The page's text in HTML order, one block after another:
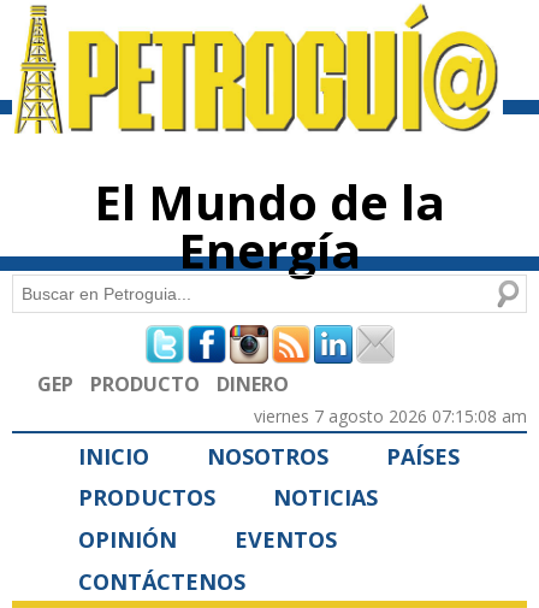
contenido
El Mundo de la
Energía
Formulario de búsqueda
Buscar
GEP PRODUCTO DINERO
viernes 7 agosto 2026 07:15:08 am
INICIO NOSOTROS
PAÍSES
PRODUCTOS
NOTICIAS
OPINIÓN
EVENTOS
CONTÁCTENOS